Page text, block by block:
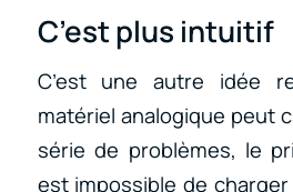
C’est plus intuitif
C’est une autre idée
matériel analogique peut
série de problèmes, le
est impossible de